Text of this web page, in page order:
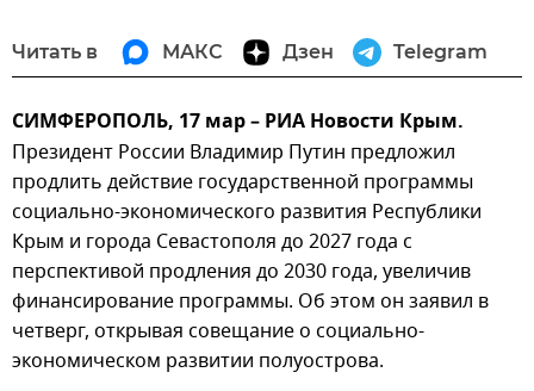
Читать в МАКС Дзен Telegram
СИМФЕРОПОЛЬ, 17 мар – РИА Новости Крым.
Президент России Владимир Путин предложил
продлить действие государственной программы
социально-экономического развития Республики
Крым и города Севастополя до 2027 года с
перспективой продления до 2030 года, увеличив
финансирование программы. Об этом он заявил в
четверг, открывая совещание о социально-
экономическом развитии полуострова.